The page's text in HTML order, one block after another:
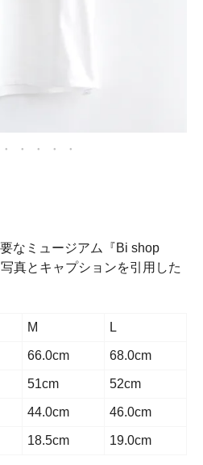
なミュージアム『Bi shop
真とキャプションを引用した
M
L
66.0cm
68.0cm
51cm
52cm
44.0cm
46.0cm
18.5cm 19.0cm